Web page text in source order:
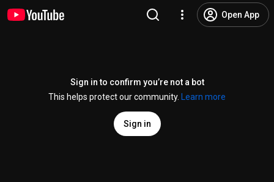
Open App
Sign in to confirm you’re not a bot
This helps protect our community.
Learn more
Sign in